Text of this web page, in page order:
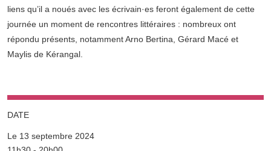
liens qu’il a noués avec les écrivain·es feront également de cette
journée un moment de rencontres littéraires : nombreux ont
répondu présents, notamment Arno Bertina, Gérard Macé et
Maylis de Kérangal.
DATE
Le 13 septembre 2024